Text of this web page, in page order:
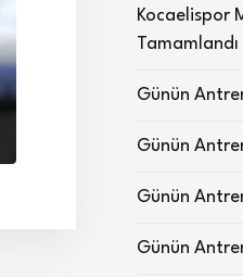
Kocaelispor
Tamamlandı
Günün
Günün
Günün
Günün